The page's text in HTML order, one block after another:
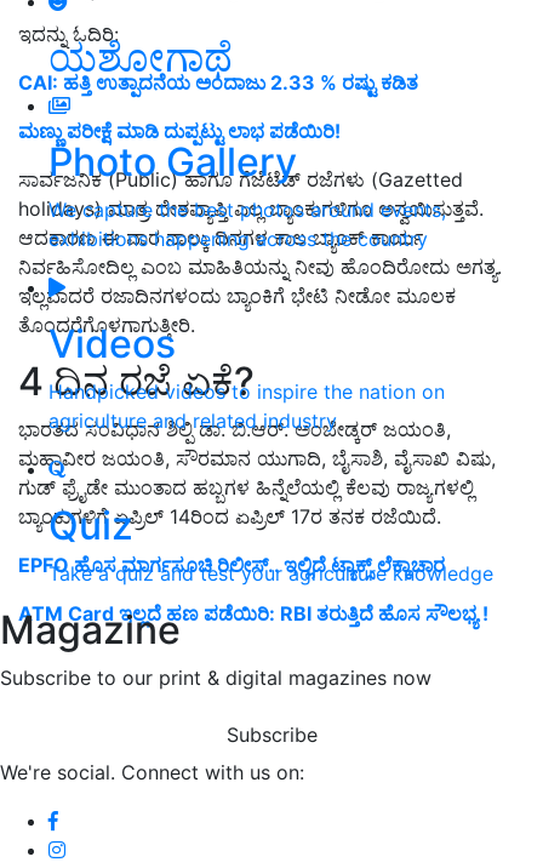
ಯಶೋಗಾಥೆ
Photo Gallery
We capture the best photos around events,
exhibitions happening across the country
Videos
Handpicked videos to inspire the nation on
agriculture and related industry
Quiz
Take a quiz and test your agriculture knowledge
Magazine
Subscribe to our print & digital magazines now
Subscribe
We're social. Connect with us on:
ಇದನ್ನು ಓದಿರಿ:
CAI: ಹತ್ತಿ ಉತ್ಪಾದನೆಯ ಅಂದಾಜು 2.33 % ರಷ್ಟು ಕಡಿತ
ಮಣ್ಣು ಪರೀಕ್ಷೆ ಮಾಡಿ ದುಪ್ಪಟ್ಟು ಲಾಭ ಪಡೆಯಿರಿ!
ಸಾರ್ವಜನಿಕ (Public) ಹಾಗೂ ಗೆಜೆಟೆಡ್ ರಜೆಗಳು (Gazetted
holidays) ಮಾತ್ರ ದೇಶವ್ಯಾಪ್ತಿ ಎಲ್ಲ ಬ್ಯಾಂಕುಗಳಿಗೂ ಅನ್ವಯಿಸುತ್ತವೆ.
ಆದಕಾರಣ ಈ ವಾರ ನಾಲ್ಕು ದಿನಗಳ ಕಾಲ ಬ್ಯಾಂಕ್ ಕಾರ್ಯ
ನಿರ್ವಹಿಸೋದಿಲ್ಲ ಎಂಬ ಮಾಹಿತಿಯನ್ನು ನೀವು ಹೊಂದಿರೋದು ಅಗತ್ಯ.
ಇಲ್ಲವಾದರೆ ರಜಾದಿನಗಳಂದು ಬ್ಯಾಂಕಿಗೆ ಭೇಟಿ ನೀಡೋ ಮೂಲಕ
ತೊಂದರೆಗೊಳಗಾಗುತ್ತೀರಿ.
4 ದಿನ ರಜೆ ಏಕೆ?
ಭಾರತದ ಸಂವಿಧಾನ ಶಿಲ್ಪಿ ಡಾ. ಬಿ.ಆರ್. ಅಂಬೇಡ್ಕರ್ ಜಯಂತಿ,
ಮಹಾವೀರ ಜಯಂತಿ, ಸೌರಮಾನ ಯುಗಾದಿ, ಬೈಸಾಶಿ, ವೈಸಾಖಿ ವಿಷು,
ಗುಡ್ ಫ್ರೈಡೇ ಮುಂತಾದ ಹಬ್ಬಗಳ ಹಿನ್ನೆಲೆಯಲ್ಲಿ ಕೆಲವು ರಾಜ್ಯಗಳಲ್ಲಿ
ಬ್ಯಾಂಕುಗಳಿಗೆ ಏಪ್ರಿಲ್ 14ರಿಂದ ಏಪ್ರಿಲ್ 17ರ ತನಕ ರಜೆಯಿದೆ.
EPFO ಹೊಸ ಮಾರ್ಗಸೂಚಿ ರಿಲೀಸ್.. ಇಲ್ಲಿದೆ ಟ್ಯಾಕ್ಸ್ ಲೆಕ್ಕಾಚಾರ
ATM Card ಇಲ್ಲದೆ ಹಣ ಪಡೆಯಿರಿ: RBI ತರುತ್ತಿದೆ ಹೊಸ ಸೌಲಭ್ಯ !